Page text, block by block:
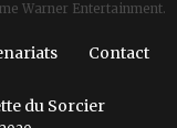
Warner Entertainment.
Contact
du Sorcier